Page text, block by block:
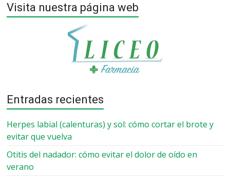
Visita nuestra página web
Entradas recientes
Herpes labial (calenturas) y sol: cómo cortar el brote y
evitar que vuelva
Otitis del nadador: cómo evitar el dolor de oído en
verano